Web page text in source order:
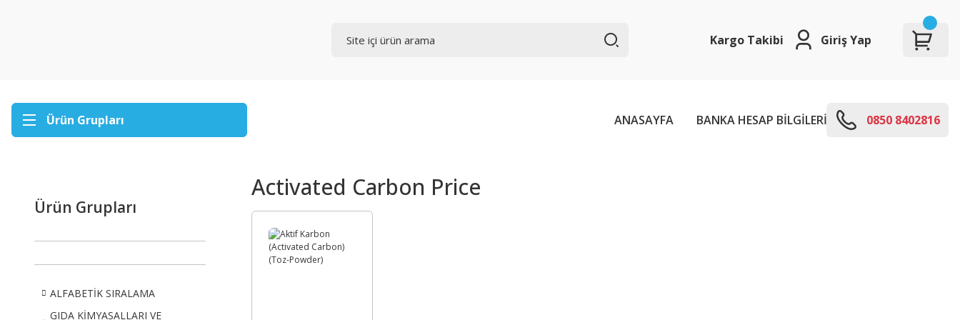
Kargo Takibi Giriş Yap
Ürün Grupları ANASAYFA BANKA HESAP BİLGİLERİ E-KODLARI
0850 8402816
Ürün Grupları
ALFABETİK SIRALAMA
GIDA KİMYASALLARI VE
Activated Carbon Price